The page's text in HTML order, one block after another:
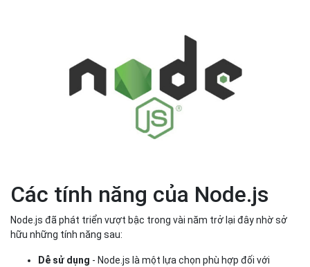
Các tính năng của Node.js
Node.js đã phát triển vượt bậc trong vài năm trở lại đây nhờ sở
hữu những tính năng sau:
Dễ sử dụng - Node.js là một lựa chọn phù hợp đối với